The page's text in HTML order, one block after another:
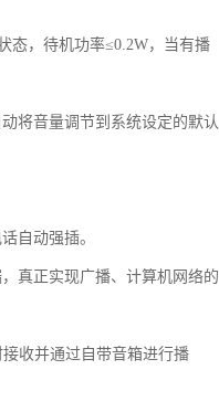
态，待机功率≤0.2W，当有播
将音量调节到系统设定的默认
自动强插。
真正实现广播、计算机网络的
收并通过自带音箱进行播